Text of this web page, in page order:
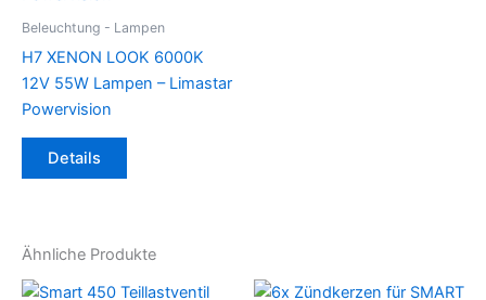
Beleuchtung - Lampen
H7 XENON LOOK 6000K
12V 55W Lampen – Limastar
Powervision
Details
Ähnliche Produkte